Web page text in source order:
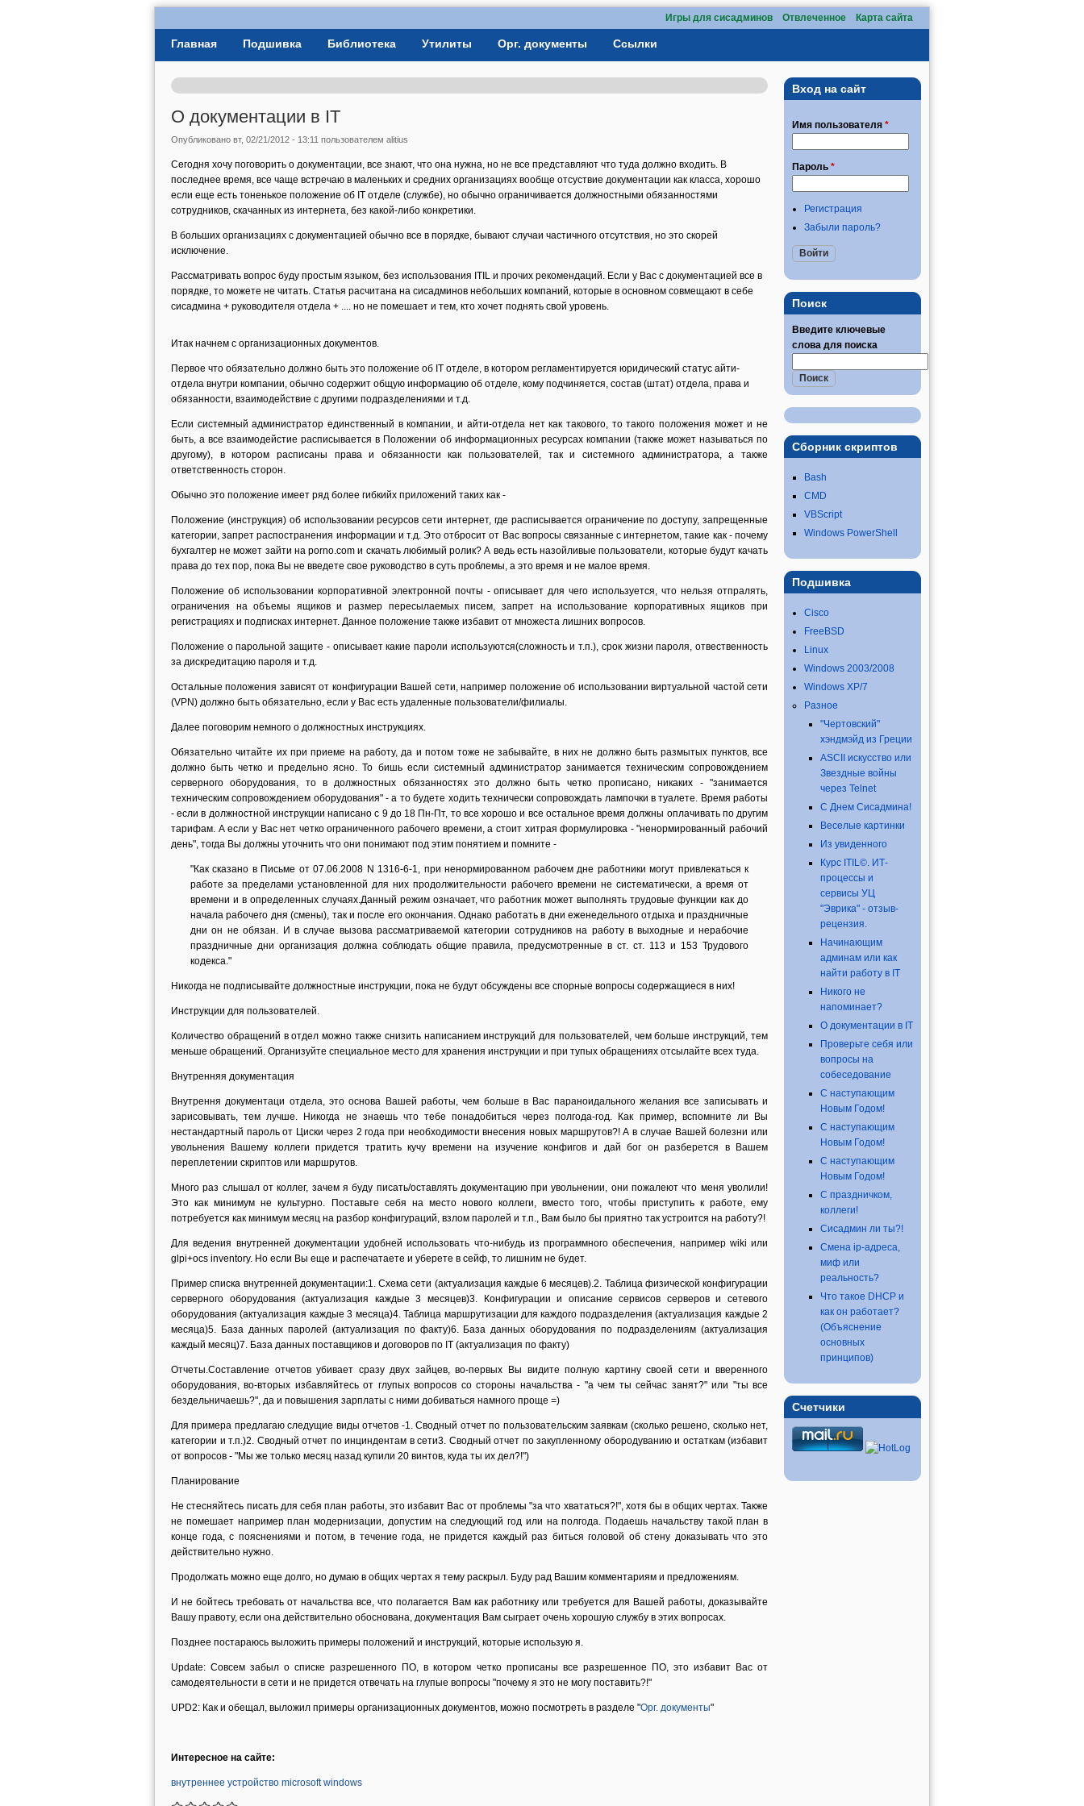
User Menu
Игры для сисадминов Отвлеченное Карта сайта
О документации в IT
Опубликовано вт, 02/21/2012 - 13:11 пользователем alitius
Сегодня хочу поговорить о документации, все знают, что она нужна, но не все представляют что туда должно входить. В
последнее время, все чаще встречаю в маленьких и средних организациях вообще отсуствие документации как класса, хорошо
если еще есть тоненькое положение об IT отделе (службе), но обычно ограничивается должностными обязанностями
сотрудников, скачанных из интернета, без какой-либо конкретики.
В больших организациях с документацией обычно все в порядке, бывают случаи частичного отсутствия, но это скорей
исключение.
Рассматривать вопрос буду простым языком, без использования ITIL и прочих рекомендаций. Если у Вас с документацией все в
порядке, то можете не читать. Статья расчитана на сисадминов небольших компаний, которые в основном совмещают в себе
сисадмина + руководителя отдела + .... но не помешает и тем, кто хочет поднять свой уровень.
Итак начнем с организационных документов.
Первое что обязательно должно быть это положение об IT отделе, в котором регламентируется юридический статус айти-
отдела внутри компании, обычно содержит общую информацию об отделе, кому подчиняется, состав (штат) отдела, права и
обязанности, взаимодействие с другими подразделениями и т.д.
Если системный администратор единственный в компании, и айти-отдела нет как такового, то такого положения может и не
быть, а все взаимодейстие расписывается в Положении об информационных ресурсах компании (также может называться по
другому), в котором расписаны права и обязанности как пользователей, так и системного администратора, а также
ответственность сторон.
Обычно это положение имеет ряд более гибкийх приложений таких как -
Положение (инструкция) об использовании ресурсов сети интернет, где расписывается ограничение по доступу, запрещенные
категории, запрет распостранения информации и т.д. Это отбросит от Вас вопросы связанные с интернетом, такие как - почему
бухгалтер не может зайти на porno.com и скачать любимый ролик? А ведь есть назойливые пользователи, которые будут качать
права до тех пор, пока Вы не введете свое руководство в суть проблемы, а это время и не малое время.
Положение об использовании корпоративной электронной почты - описывает для чего используется, что нельзя отпралять,
ограничения на объемы ящиков и размер пересылаемых писем, запрет на использование корпоративных ящиков при
регистрациях и подписках интернет. Данное положение также избавит от множеста лишних вопросов.
Положение о парольной защите - описывает какие пароли используются(сложность и т.п.), срок жизни пароля, отвественность
за дискредитацию пароля и т.д.
Остальные положения зависят от конфигурации Вашей сети, например положение об использовании виртуальной частой сети
(VPN) должно быть обязательно, если у Вас есть удаленные пользователи/филиалы.
Далее поговорим немного о должностных инструкциях.
Обязательно читайте их при приеме на работу, да и потом тоже не забывайте, в них не должно быть размытых пунктов, все
должно быть четко и предельно ясно. То бишь если системный администратор занимается техническим сопровождением
серверного оборудования, то в должностных обязанностях это должно быть четко прописано, никаких - "занимается
техническим сопровождением оборудования" - а то будете ходить технически сопровождать лампочки в туалете. Время работы
- если в должностной инструкции написано с 9 до 18 Пн-Пт, то все хорошо и все остальное время должны оплачивать по другим
тарифам. А если у Вас нет четко ограниченного рабочего времени, а стоит хитрая формулировка - "ненормированный рабочий
день", тогда Вы должны уточнить что они понимают под этим понятием и помните -
"Как сказано в Письме от 07.06.2008 N 1316-6-1, при ненормированном рабочем дне работники могут привлекаться к
работе за пределами установленной для них продолжительности рабочего времени не систематически, а время от
времени и в определенных случаях.Данный режим означает, что работник может выполнять трудовые функции как до
начала рабочего дня (смены), так и после его окончания. Однако работать в дни еженедельного отдыха и праздничные
дни он не обязан. И в случае вызова рассматриваемой категории сотрудников на работу в выходные и нерабочие
праздничные дни организация должна соблюдать общие правила, предусмотренные в ст. ст. 113 и 153 Трудового
кодекса."
Никогда не подписывайте должностные инструкции, пока не будут обсуждены все спорные вопросы содержащиеся в них!
Инструкции для пользователей.
Количество обращений в отдел можно также снизить написанием инструкций для пользователей, чем больше инструкций, тем
меньше обращений. Организуйте специальное место для хранения инструкции и при тупых обращениях отсылайте всех туда.
Внутренняя документация
Внутрення документаци отдела, это основа Вашей работы, чем больше в Вас параноидального желания все записывать и
зарисовывать, тем лучше. Никогда не знаешь что тебе понадобиться через полгода-год. Как пример, вспомните ли Вы
нестандартный пароль от Циски через 2 года при необходимости внесения новых маршрутов?! А в случае Вашей болезни или
увольнения Вашему коллеги придется тратить кучу времени на изучение конфигов и дай бог он разберется в Вашем
переплетении скриптов или маршрутов.
Много раз слышал от коллег, зачем я буду писать/оставлять документацию при увольнении, они пожалеют что меня уволили!
Это как минимум не культурно. Поставьте себя на место нового коллеги, вместо того, чтобы приступить к работе, ему
потребуется как минимум месяц на разбор конфигураций, взлом паролей и т.п., Вам было бы приятно так устроится на работу?!
Для ведения внутренней документации удобней использовать что-нибудь из программного обеспечения, например wiki или
glpi+ocs inventory. Но если Вы еще и распечатаете и уберете в сейф, то лишним не будет.
Пример списка внутренней документации:1. Схема сети (актуализация каждые 6 месяцев).2. Таблица физической конфигурации
серверного оборудования (актуализация каждые 3 месяцев)3. Конфигурации и описание сервисов серверов и сетевого
оборудования (актуализация каждые 3 месяца)4. Таблица маршрутизации для каждого подразделения (актуализация каждые 2
месяца)5. База данных паролей (актуализация по факту)6. База данных оборудования по подразделениям (актуализация
каждый месяц)7. База данных поставщиков и договоров по IT (актуализация по факту)
Отчеты.Составление отчетов убивает сразу двух зайцев, во-первых Вы видите полную картину своей сети и вверенного
оборудования, во-вторых избавляйтесь от глупых вопросов со стороны начальства - "а чем ты сейчас занят?" или "ты все
бездельничаешь?", да и повышения зарплаты с ними добиваться намного проще =)
Для примера предлагаю следущие виды отчетов -1. Сводный отчет по пользовательским заявкам (сколько решено, сколько нет,
категории и т.п.)2. Сводный отчет по инциндентам в сети3. Сводный отчет по закупленному обородуванию и остаткам (избавит
от вопросов - "Мы же только месяц назад купили 20 винтов, куда ты их дел?!")
Планирование
Не стесняйтесь писать для себя план работы, это избавит Вас от проблемы "за что хвататься?!", хотя бы в общих чертах. Также
не помешает например план модернизации, допустим на следующий год или на полгода. Подаешь начальству такой план в
конце года, с пояснениями и потом, в течение года, не придется каждый раз биться головой об стену доказывать что это
действительно нужно.
Продолжать можно еще долго, но думаю в общих чертах я тему раскрыл. Буду рад Вашим комментариям и предложениям.
И не бойтесь требовать от начальства все, что полагается Вам как работнику или требуется для Вашей работы, доказывайте
Вашу правоту, если она действительно обоснована, документация Вам сыграет очень хорошую службу в этих вопросах.
Позднее постараюсь выложить примеры положений и инструкций, которые использую я.
Update: Совсем забыл о списке разрешенного ПО, в котором четко прописаны все разрешенное ПО, это избавит Вас от
самодеятельности в сети и не придется отвечать на глупые вопросы "почему я это не могу поставить?!"
UPD2: Как и обещал, выложил примеры организационных документов, можно посмотреть в разделе "Орг. документы"
Интересное на сайте:
внутреннее устройство microsoft windows
Главное меню
Главная Подшивка Библиотека Утилиты Орг. документы Ссылки
Вход на сайт
Имя пользователя *
Пароль *
Регистрация
Забыли пароль?
Поиск
Введите ключевые
слова для поиска
Сборник скриптов
Bash
CMD
VBScript
Windows PowerShell
Подшивка
Cisco
FreeBSD
Linux
Windows 2003/2008
Windows XP/7
Разное
"Чертовский"
хэндмэйд из Греции
ASCII искусство или
Звездные войны
через Telnet
C Днем Сисадмина!
Веселые картинки
Из увиденного
Курс ITIL©. ИТ-
процессы и
сервисы УЦ
"Эврика" - отзыв-
рецензия.
Начинающим
админам или как
найти работу в IT
Никого не
напоминает?
О документации в IT
Проверьте себя или
вопросы на
собеседование
С наступающим
Новым Годом!
С наступающим
Новым Годом!
С наступающим
Новым Годом!
С праздничком,
коллеги!
Сисадмин ли ты?!
Смена ip-адреса,
миф или
реальность?
Что такое DHCP и
как он работает?
(Объяснение
основных
принципов)
Счетчики